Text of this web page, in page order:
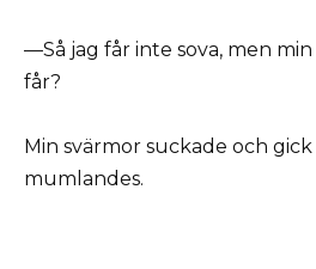
—Så jag får inte sova, men
får?
Min svärmor suckade och
mumlandes.